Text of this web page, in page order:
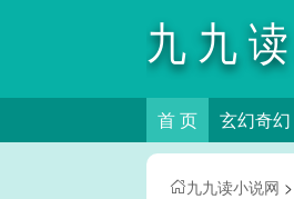
九九
首 页 玄幻奇幻
九九读小说网 >